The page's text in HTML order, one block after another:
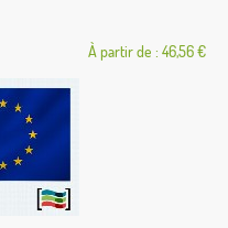
À partir de : 46,56 €